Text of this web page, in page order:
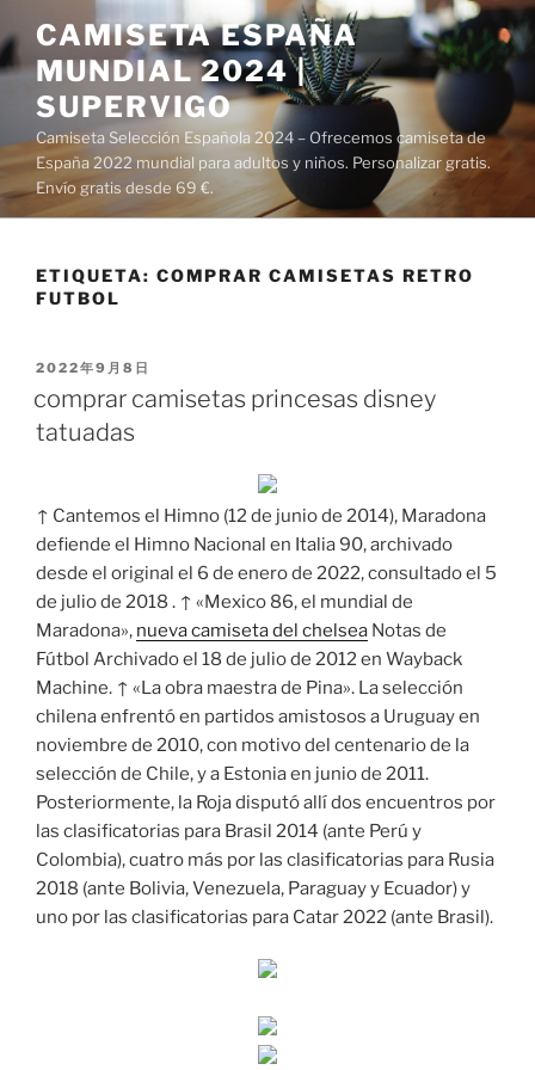
al
contenido
CAMISETA ESPAÑA
MUNDIAL 2024 |
SUPERVIGO
Camiseta Selección Española 2024 – Ofrecemos camiseta de
España 2022 mundial para adultos y niños. Personalizar gratis.
Envío gratis desde 69 €.
ETIQUETA: COMPRAR CAMISETAS RETRO
FUTBOL
PUBLICADO
2022年9月8日
comprar camisetas princesas disney
tatuadas
↑ Cantemos el Himno (12 de junio de 2014), Maradona
defiende el Himno Nacional en Italia 90, archivado
desde el original el 6 de enero de 2022, consultado el 5
de julio de 2018 . ↑ «Mexico 86, el mundial de
Maradona», nueva camiseta del chelsea Notas de
Fútbol Archivado el 18 de julio de 2012 en Wayback
Machine. ↑ «La obra maestra de Pina». La selección
chilena enfrentó en partidos amistosos a Uruguay en
noviembre de 2010, con motivo del centenario de la
selección de Chile, y a Estonia en junio de 2011.
Posteriormente, la Roja disputó allí dos encuentros por
las clasificatorias para Brasil 2014 (ante Perú y
Colombia), cuatro más por las clasificatorias para Rusia
2018 (ante Bolivia, Venezuela, Paraguay y Ecuador) y
uno por las clasificatorias para Catar 2022 (ante Brasil).